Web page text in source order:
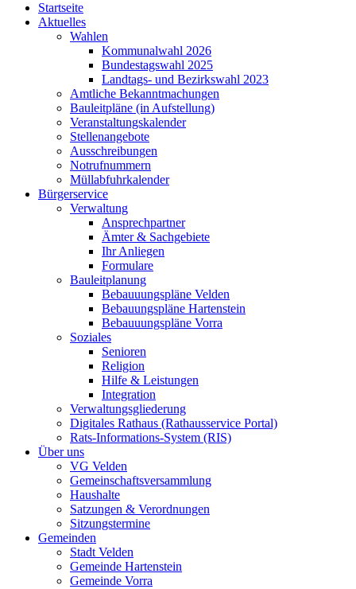
Startseite
Aktuelles
Wahlen
Kommunalwahl 2026
Bundestagswahl 2025
Landtags- und Bezirkswahl 2023
Amtliche Bekanntmachungen
Bauleitpläne (in Aufstellung)
Veranstaltungskalender
Stellenangebote
Ausschreibungen
Notrufnummern
Müllabfuhrkalender
Bürgerservice
Verwaltung
Ansprechpartner
Ämter & Sachgebiete
Ihr Anliegen
Formulare
Bauleitplanung
Bebauuungspläne Velden
Bebauungspläne Hartenstein
Bebauuungspläne Vorra
Soziales
Senioren
Religion
Hilfe & Leistungen
Integration
Verwaltungsgliederung
Digitales Rathaus (Rathausservice Portal)
Rats-Informations-System (RIS)
Über uns
VG Velden
Gemeinschaftsversammlung
Haushalte
Satzungen & Verordnungen
Sitzungstermine
Gemeinden
Stadt Velden
Gemeinde Hartenstein
Gemeinde Vorra